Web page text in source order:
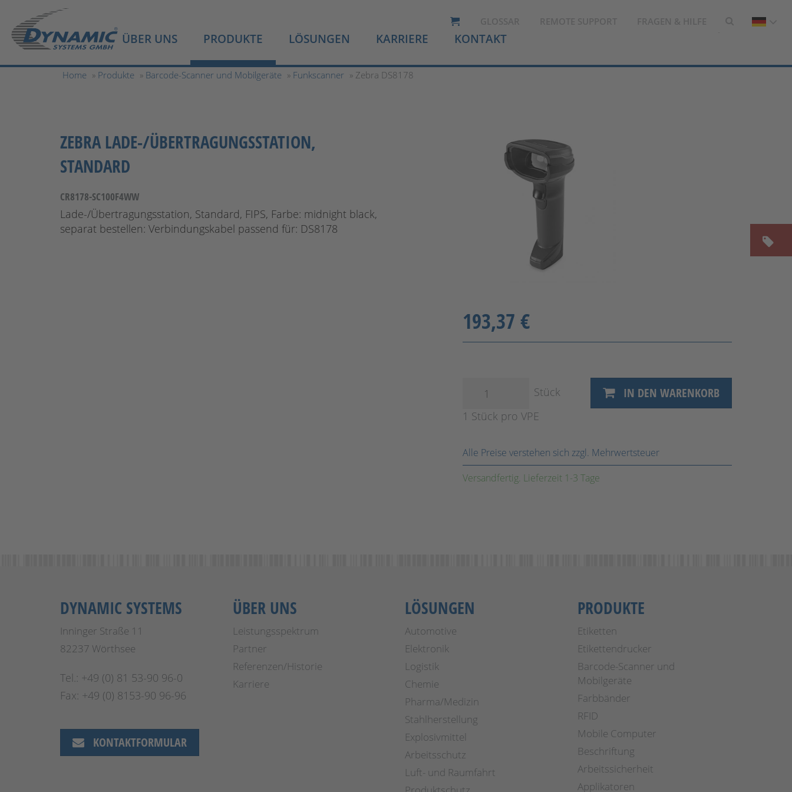
ÜBER UNS PRODUKTE LÖSUNGEN KARRIERE KONTAKT
Home » Produkte » Barcode-Scanner und Mobilgeräte » Funkscanner » Zebra DS8178
ZEBRA LADE-/ÜBERTRAGUNGSSTATION,
STANDARD
CR8178-SC100F4WW
Lade-/Übertragungsstation, Standard, FIPS, Farbe: midnight black,
separat bestellen: Verbindungskabel passend für: DS8178
193,37 €
Stück IN DEN WARENKORB
1 Stück pro VPE
Alle Preise verstehen sich zzgl. Mehrwertsteuer
Versandfertig. Lieferzeit 1-3 Tage
DYNAMIC SYSTEMS
Inninger Straße 11
82237 Wörthsee
Tel.: +49 (0) 81 53-90 96-0
Fax: +49 (0) 8153-90 96-96
KONTAKTFORMULAR
ÜBER UNS
Leistungsspektrum
Partner
Referenzen/Historie
Karriere
LÖSUNGEN
Automotive
Elektronik
Logistik
Chemie
Pharma/Medizin
Stahlherstellung
Explosivmittel
Arbeitsschutz
Luft- und Raumfahrt
PRODUKTE
Etiketten
Etikettendrucker
Barcode-Scanner und
Mobilgeräte
Farbbänder
RFID
Mobile Computer
Beschriftung
Arbeitssicherheit
Applikatoren